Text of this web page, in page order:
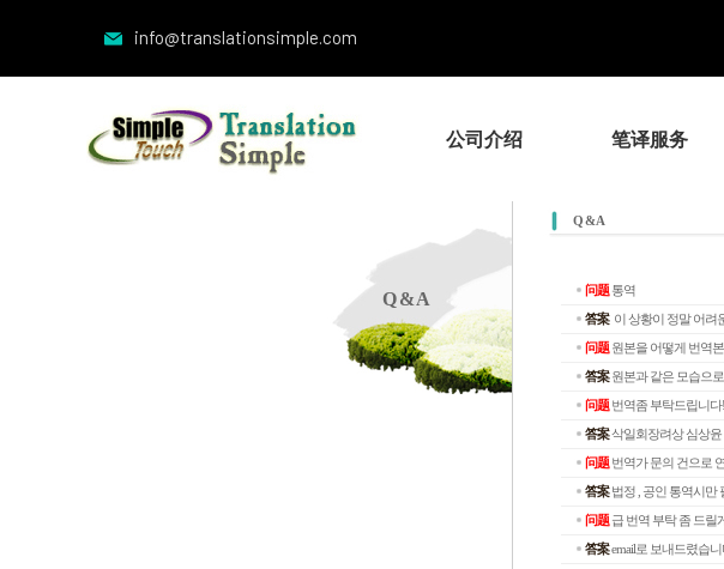
info@translationsimple.com
公司介绍 笔译服务
Q & A
Q & A
问题 통역
答案 이 상황이 정말 어려
问题 원본을 어떻게 번역
答案 원본과 같은 모습으로
问题 번역좀 부탁드립니다!
答案삭일회장려상 심상윤
问题 번역가 문의 건으로
答案 법정 , 공인 통역시만
问题 급 번역 부탁 좀 드릴
答案email로 보내드렸습